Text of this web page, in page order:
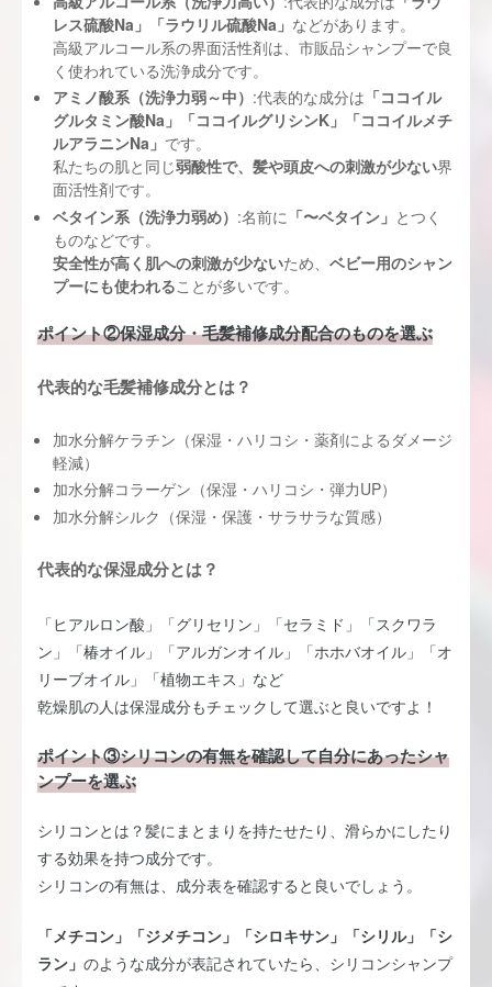
レス硫酸Na」「ラウリル硫酸Na」 などがあります。
高級アルコール系の界面活性剤は、市販品シャンプーで良
く使われている洗浄成分です。
アミノ酸系（洗浄力弱～中） :代表的な成分は 「ココイル
グルタミン酸Na」「ココイルグリシンK」「ココイルメチ
ルアラニンNa」 です。
私たちの肌と同じ弱酸性で、髪や頭皮への刺激が少ない界
面活性剤です。
ベタイン系（洗浄力弱め） :名前に 「〜ベタイン」 とつく
ものなどです。
安全性が高く肌への刺激が少ないため、 ベビー用のシャン
プーにも使われることが多いです。
ポイント②保湿成分・毛髪補修成分配合のものを選ぶ
代表的な毛髪補修成分とは？
加水分解ケラチン（保湿・ハリコシ・薬剤によるダメージ
軽減）
加水分解コラーゲン（保湿・ハリコシ・弾力UP）
加水分解シルク（保湿・保護・サラサラな質感）
代表的な保湿成分とは？
「ヒアルロン酸」「グリセリン」「セラミド」「スクワラ
ン」「椿オイル」「アルガンオイル」「ホホバオイル」「オ
リーブオイル」「植物エキス」など
乾燥肌の人は保湿成分もチェックして選ぶと良いですよ！
ポイント③シリコンの有無を確認して自分にあったシャ
ンプーを選ぶ
シリコンとは？髪にまとまりを持たせたり、滑らかにしたり
する効果を持つ成分です。
シリコンの有無は、成分表を確認すると良いでしょう。
「メチコン」「ジメチコン」「シロキサン」「シリル」「シ
ラン」 のような成分が表記されていたら、シリコンシャンプ